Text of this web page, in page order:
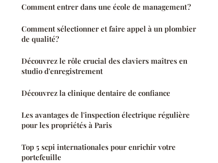
Comment entrer dans une école de management ?
Comment sélectionner et faire appel à un plombier
de qualité?
Découvrez le rôle crucial des claviers maîtres en
studio d'enregistrement
Découvrez la clinique dentaire de confiance
Les avantages de l'inspection électrique régulière
pour les propriétés à Paris
Top 5 scpi internationales pour enrichir votre
portefeuille